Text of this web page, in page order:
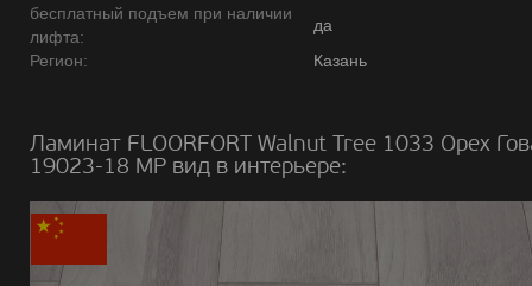
бесплатный подъем при наличии
лифта:
да
Регион:
Казань
Ламинат FLOORFORT Walnut Tree 1033 Орех
19023-18 MP вид в интерьере: